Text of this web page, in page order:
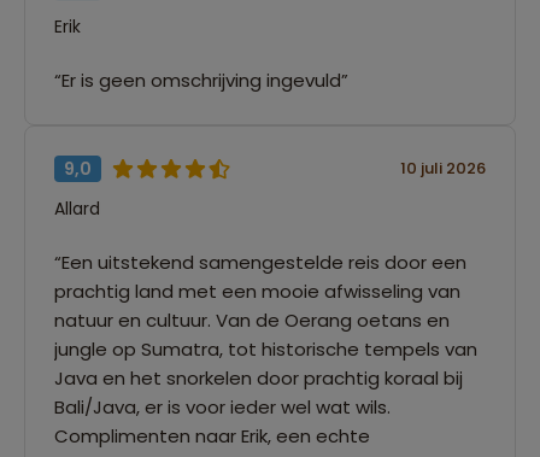
Erik
“Er is geen omschrijving ingevuld”
9,0 10 juli 2026
Allard
“Een uitstekend samengestelde reis door een
prachtig land met een mooie afwisseling van
natuur en cultuur. Van de Oerang oetans en
jungle op Sumatra, tot historische tempels van
Java en het snorkelen door prachtig koraal bij
Bali/Java, er is voor ieder wel wat wils.
Complimenten naar Erik, een echte